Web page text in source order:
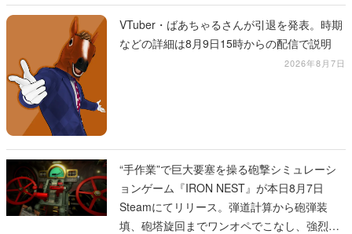
VTuber・ばあちゃるさんが引退を発表。時期
などの詳細は8月9日15時からの配信で説明
2026年8月7日
“手作業”で巨大要塞を操る砲撃シミュレーシ
ョンゲーム『IRON NEST』が本日8月7日
Steamにてリリース。弾道計算から砲弾装
填、砲塔旋回までワンオペでこなし、強烈な